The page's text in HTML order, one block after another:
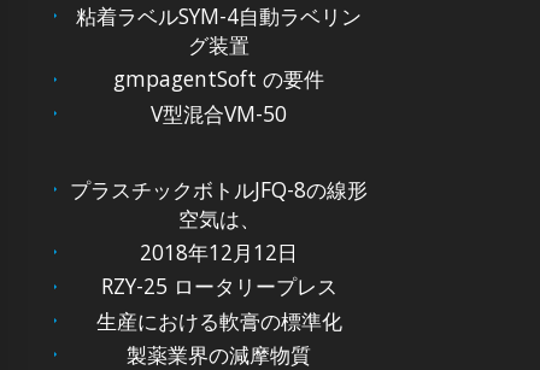
粘着ラベルSYM-4自動ラベリン
グ装置
gmpagentSoft の要件
V型混合VM-50
プラスチックボトルJFQ-8の線形
空気は、
2018年12月12日
RZY-25 ロータリープレス
生産における軟膏の標準化
製薬業界の減摩物質